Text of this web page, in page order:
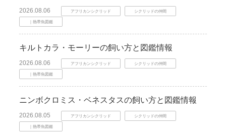
2026.08.06 アフリカンシクリッド シクリッドの仲間
｜熱帯魚図鑑
キルトカラ・モーリーの飼い方と図鑑情報
2026.08.06 アフリカンシクリッド シクリッドの仲間
｜熱帯魚図鑑
ニンボクロミス・ベネスタスの飼い方と図鑑情報
2026.08.05 アフリカンシクリッド シクリッドの仲間
｜熱帯魚図鑑